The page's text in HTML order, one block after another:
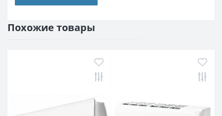
Похожие товары